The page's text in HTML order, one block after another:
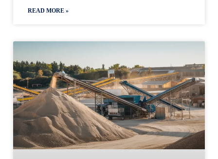
READ MORE »